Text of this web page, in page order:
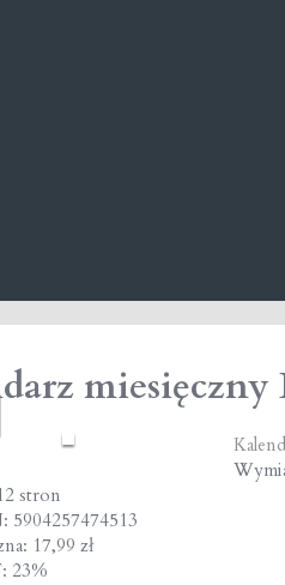
miesięczny
stron
5904257474513
17,99 zł
23%